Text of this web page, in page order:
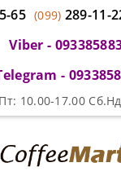
65 (099) 289-11-
Viber -
-
10.00-17.00